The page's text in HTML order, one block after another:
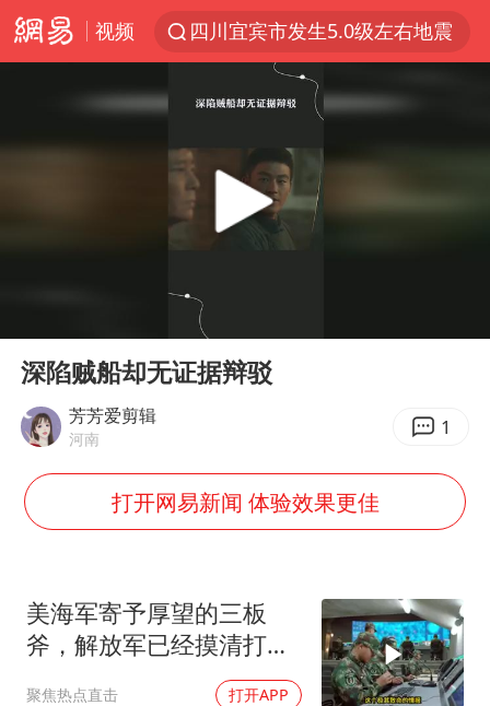
视频
四川宜宾市发生5.0级左右地震
改名后的“青海拉面”店
“空调24小时开着更省电”不实
公司“上四休三”但要降薪1000元
如何把百年大党建设得更加坚强有力？
Play
深陷贼船却无证据辩驳
芳芳爱剪辑
河南 1
打开网易新闻 体验效果更佳
美海军寄予厚望的三板
斧，解放军已经摸清打
法，海空一体联手接下
聚焦热点直击 打开APP